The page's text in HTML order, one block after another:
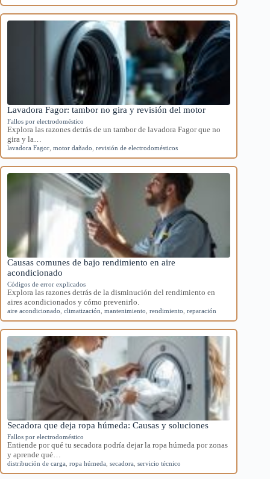
Lavadora Fagor: tambor no gira y revisión del motor
Fallos por electrodoméstico
Explora las razones detrás de un tambor de lavadora Fagor que no
gira y la…
lavadora Fagor motor dañado revisión de electrodomésticos
Causas comunes de bajo rendimiento en aire
acondicionado
Códigos de error explicados
Explora las razones detrás de la disminución del rendimiento en
aires acondicionados y cómo prevenirlo.
aire acondicionado climatización mantenimiento rendimiento reparación
Secadora que deja ropa húmeda: Causas y soluciones
Fallos por electrodoméstico
Entiende por qué tu secadora podría dejar la ropa húmeda por zonas
y aprende qué…
distribución de carga ropa húmeda secadora servicio técnico